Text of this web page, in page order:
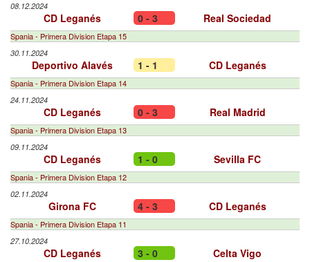
08.12.2024
CD Leganés 0 - 3 Real Sociedad
Spania - Primera Division Etapa 15
30.11.2024
Deportivo Alavés 1 - 1 CD Leganés
Spania - Primera Division Etapa 14
24.11.2024
CD Leganés 0 - 3 Real Madrid
Spania - Primera Division Etapa 13
09.11.2024
CD Leganés 1 - 0 Sevilla FC
Spania - Primera Division Etapa 12
02.11.2024
Girona FC 4 - 3 CD Leganés
Spania - Primera Division Etapa 11
27.10.2024
CD Leganés 3 - 0 Celta Vigo